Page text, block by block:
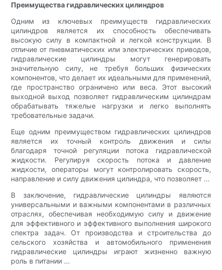
Преимущества гидравлических цилиндров
Одним из ключевых преимуществ гидравлических
цилиндров является их способность обеспечивать
высокую силу в компактной и легкой конструкции. В
отличие от пневматических или электрических приводов,
гидравлические цилиндры могут генерировать
значительную силу, не требуя больших физических
компонентов, что делает их идеальными для применений,
где пространство ограничено или веса. Этот высокий
выходной выход позволяет гидравлическим цилиндрам
обрабатывать тяжелые нагрузки и легко выполнять
требовательные задачи.
Еще одним преимуществом гидравлических цилиндров
является их точный контроль движения и силы
благодаря точной регуляции потока гидравлической
жидкости. Регулируя скорость потока и давление
жидкости, операторы могут контролировать скорость,
направление и силу движения цилиндра, что позволяет ...
В заключение, гидравлические цилиндры являются
универсальными и важными компонентами в различных
отраслях, обеспечивая необходимую силу и движение
для эффективного и эффективного выполнения широкого
спектра задач. От производства и строительства до
сельского хозяйства и автомобильного применения
гидравлические цилиндры играют жизненно важную
роль в питании ...